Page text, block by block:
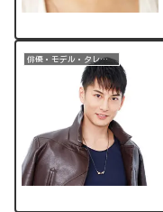
俳優・モデル・タレント